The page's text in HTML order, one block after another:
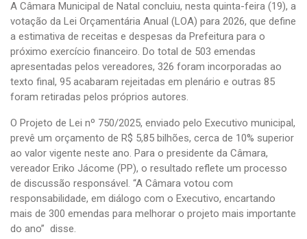
A Câmara Municipal de Natal concluiu, nesta quinta-feira (19), a
votação da Lei Orçamentária Anual (LOA) para 2026, que define
a estimativa de receitas e despesas da Prefeitura para o
próximo exercício financeiro. Do total de 503 emendas
apresentadas pelos vereadores, 326 foram incorporadas ao
texto final, 95 acabaram rejeitadas em plenário e outras 85
foram retiradas pelos próprios autores.
O Projeto de Lei nº 750/2025, enviado pelo Executivo municipal,
prevê um orçamento de R$ 5,85 bilhões, cerca de 10% superior
ao valor vigente neste ano. Para o presidente da Câmara,
vereador Eriko Jácome (PP), o resultado reflete um processo
de discussão responsável. “A Câmara votou com
responsabilidade, em diálogo com o Executivo, encartando
mais de 300 emendas para melhorar o projeto mais importante
do ano” disse.